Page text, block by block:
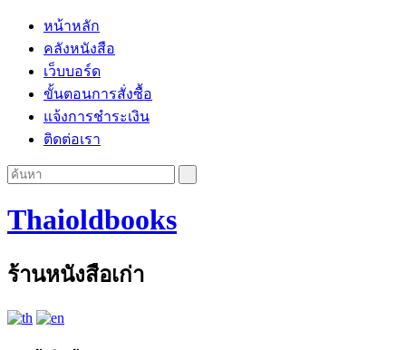
หน้าหลัก
คลังหนังสือ
เว็บบอร์ด
ขั้นตอนการสั่งซื้อ
แจ้งการชำระเงิน
ติดต่อเรา
Thaioldbooks
ร้านหนังสือเก่า